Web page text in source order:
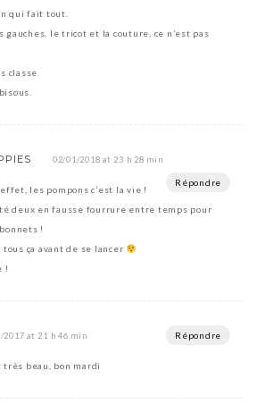
qui fait tout.
gauches, le tricot et la couture, ce n’est pas
classe.
02/01/2018 at 23 h 28 min
Répondre
effet, les pompons c’est la vie !
deux en fausse fourrure entre temps pour
!
tous ça avant de se lancer
!
2017 at 21 h 46 min Répondre
beau, bon mardi